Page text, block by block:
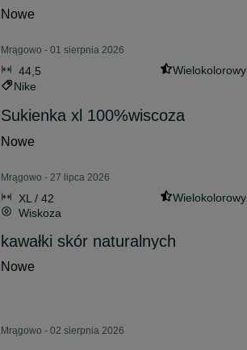
Nowe
Mrągowo - 01 sierpnia 2026
44,5
Wielokolorowy
Nike
Sukienka xl 100%wiscoza
Nowe
Mrągowo - 27 lipca 2026
XL / 42
Wielokolorowy
Wiskoza
kawałki skór naturalnych
Nowe
Mrągowo - 02 sierpnia 2026